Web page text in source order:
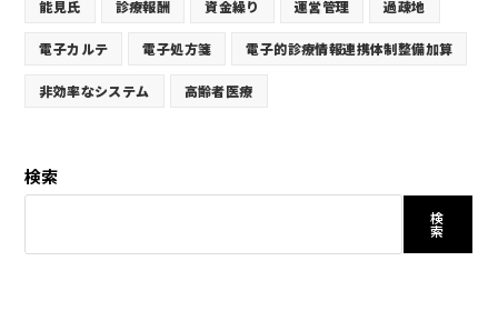
能見氏 診療報酬 資金繰り 運営管理 過疎地
電子カルテ 電子処方箋 電子的診療情報連携体制整備加算
非効率なシステム 高齢者医療
検索
検
索